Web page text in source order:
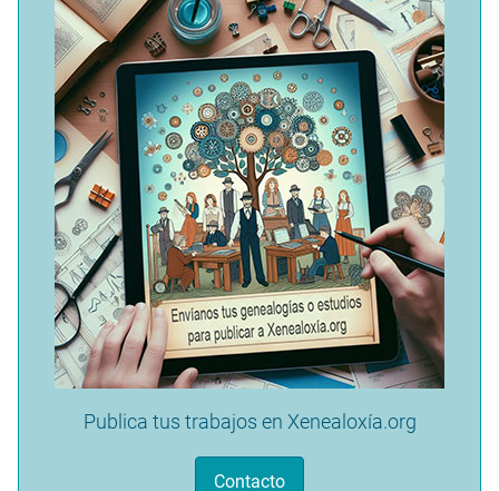
Publica tus trabajos en Xenealoxía.org
Contacto